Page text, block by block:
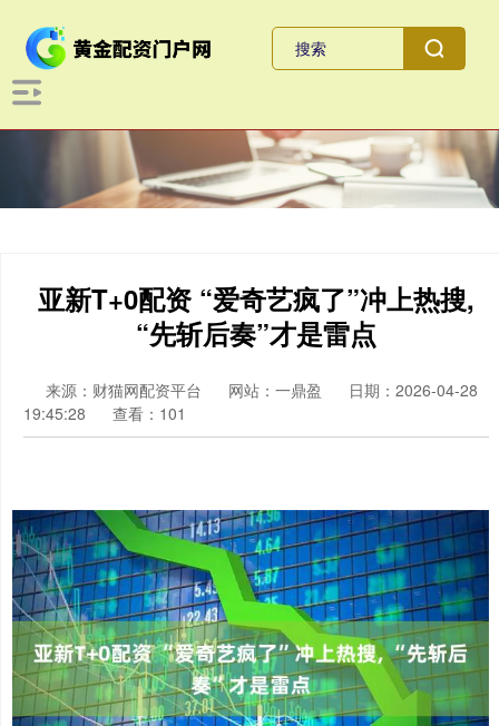
亚新T+0配资 “爱奇艺疯了”冲上热搜,
“先斩后奏”才是雷点
来源：财猫网配资平台 网站：一鼎盈
日期：2026-04-28
19:45:28
查看：101